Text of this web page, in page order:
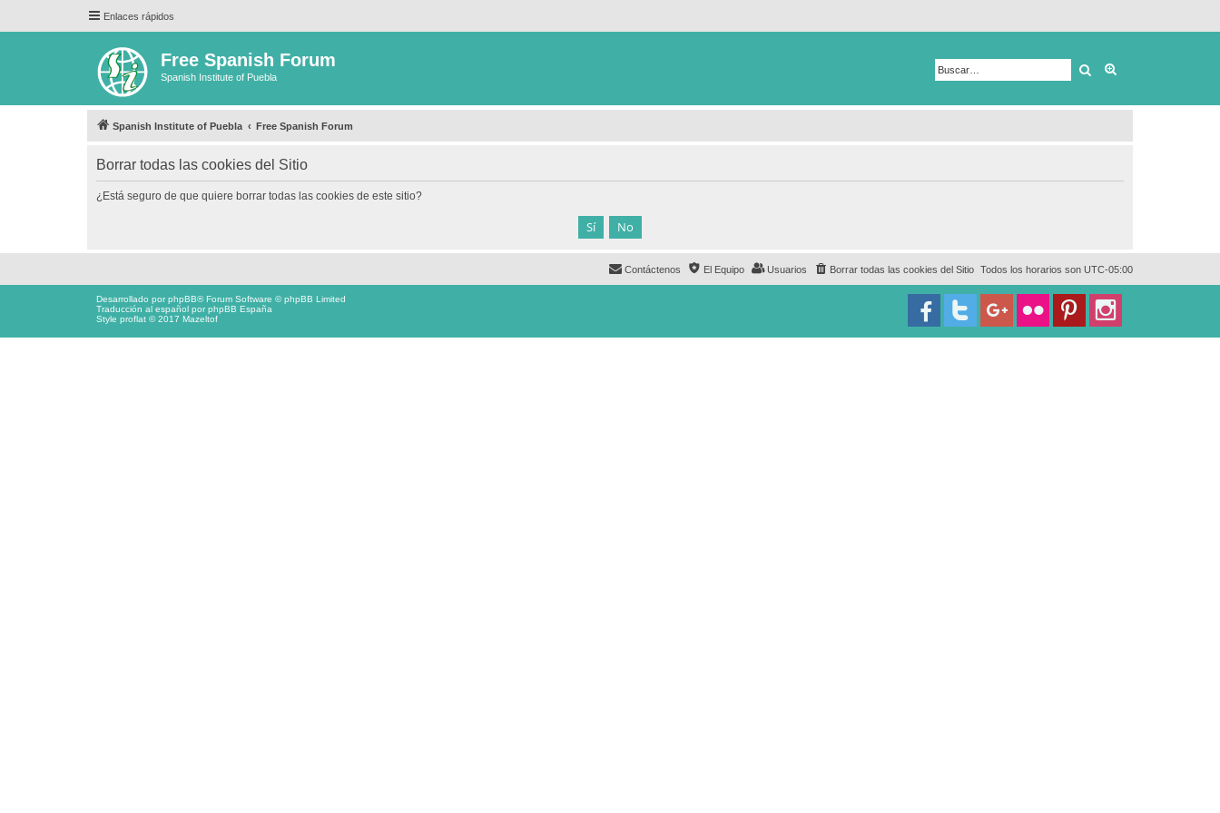
Enlaces rápidos
Free Spanish Forum
Spanish Institute of Puebla Buscar
Spanish Institute of Puebla Free Spanish Forum
Borrar todas las cookies del Sitio
¿Está seguro de que quiere borrar todas las cookies de este sitio?
Todos los horarios son UTC-05:00
Borrar todas las cookies del Sitio
Usuarios
El Equipo
Contáctenos
Desarrollado porphpBB® Forum Software © phpBB Limited
Traducción al español porphpBB España
Style proflat © 2017 Mazeltof